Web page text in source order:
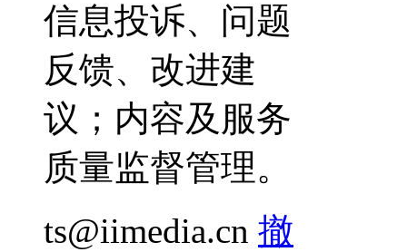
信息投诉、问题
反馈、改进建
议；内容及服务
质量监督管理。
ts@iimedia.cn 撤